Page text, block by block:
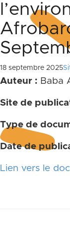
18 septembre 2025
Auteur : Baba
Site de
Type de
Date de
Lien vers le